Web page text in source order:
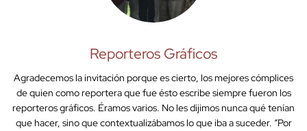
Reporteros Gráficos
Agradecemos la invitación porque es cierto, los mejores cómplices
de quien como reportera que fue ésto escribe siempre fueron los
reporteros gráficos. Éramos varios. No les dijimos nunca qué tenían
que hacer, sino que contextualizábamos lo que iba a suceder. “Por